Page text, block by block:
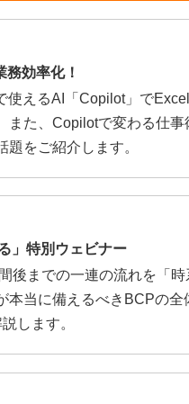
効率化！
使えるAI「Copilot」で
また、Copilotで変わる仕事
をご紹介します。
」特別ウェビナー
後までの一連の流れを「時
本当に備えるべきBCPの全
します。